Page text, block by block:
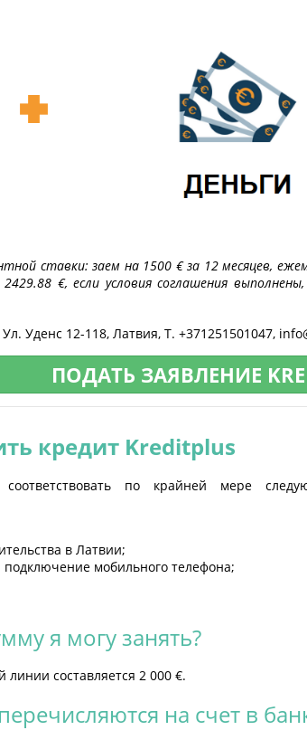
ставки: заем на 1500 € за 12 месяцев,
€, если условия соглашения
Ул. Уденс 12-118, Латвия, T. +371251501047,
ПОДАТЬ ЗАЯВЛЕНИЕ
кредит Kreditplus
по крайней мере
в Латвии;
подключение мобильного телефона;
я могу занять?
составляется 2 000 €.
на счет в